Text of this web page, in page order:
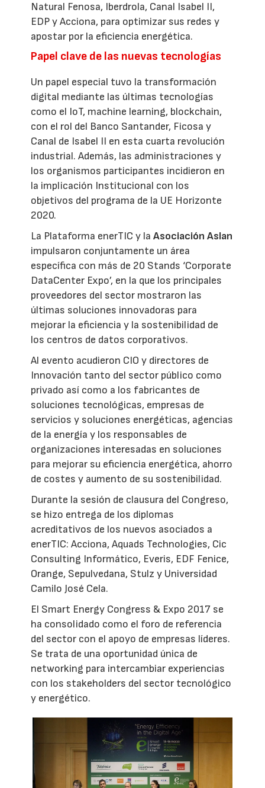
Natural Fenosa, Iberdrola, Canal Isabel II,
EDP y Acciona, para optimizar sus redes y
apostar por la eficiencia energética.
Papel clave de las nuevas tecnologías
Un papel especial tuvo la transformación
digital mediante las últimas tecnologías
como el IoT, machine learning, blockchain,
con el rol del Banco Santander, Ficosa y
Canal de Isabel II en esta cuarta revolución
industrial. Además, las administraciones y
los organismos participantes incidieron en
la implicación Institucional con los
objetivos del programa de la UE Horizonte
2020.
La Plataforma enerTIC y laAsociación Aslan
impulsaron conjuntamente un área
específica con más de 20 Stands ‘Corporate
DataCenter Expo’, en la que los principales
proveedores del sector mostraron las
últimas soluciones innovadoras para
mejorar la eficiencia y la sostenibilidad de
los centros de datos corporativos.
Al evento acudieron CIO y directores de
Innovación tanto del sector público como
privado así como a los fabricantes de
soluciones tecnológicas, empresas de
servicios y soluciones energéticas, agencias
de la energía y los responsables de
organizaciones interesadas en soluciones
para mejorar su eficiencia energética, ahorro
de costes y aumento de su sostenibilidad.
Durante la sesión de clausura del Congreso,
se hizo entrega de los diplomas
acreditativos de los nuevos asociados a
enerTIC: Acciona, Aquads Technologies, Cic
Consulting Informático, Everis, EDF Fenice,
Orange, Sepulvedana, Stulz y Universidad
Camilo José Cela.
El Smart Energy Congress & Expo 2017 se
ha consolidado como el foro de referencia
del sector con el apoyo de empresas líderes.
Se trata de una oportunidad única de
networking para intercambiar experiencias
con los stakeholders del sector tecnológico
y energético.